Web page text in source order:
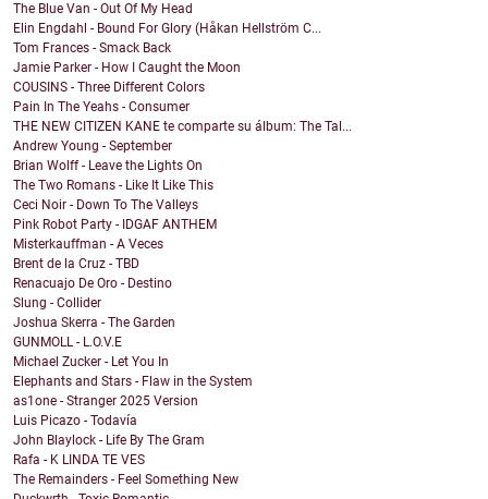
The Blue Van - Out Of My Head
Elin Engdahl - Bound For Glory (Håkan Hellström C...
Tom Frances - Smack Back
Jamie Parker - How I Caught the Moon
COUSINS - Three Different Colors
Pain In The Yeahs - Consumer
THE NEW CITIZEN KANE te comparte su álbum: The Tal...
Andrew Young - September
Brian Wolff - Leave the Lights On
The Two Romans - Like It Like This
Ceci Noir - Down To The Valleys
Pink Robot Party - IDGAF ANTHEM
Misterkauffman - A Veces
Brent de la Cruz - TBD
Renacuajo De Oro - Destino
Slung - Collider
Joshua Skerra - The Garden
GUNMOLL - L.O.V.E
Michael Zucker - Let You In
Elephants and Stars - Flaw in the System
as1one - Stranger 2025 Version
Luis Picazo - Todavía
John Blaylock - Life By The Gram
Rafa - K LINDA TE VES
The Remainders - Feel Something New